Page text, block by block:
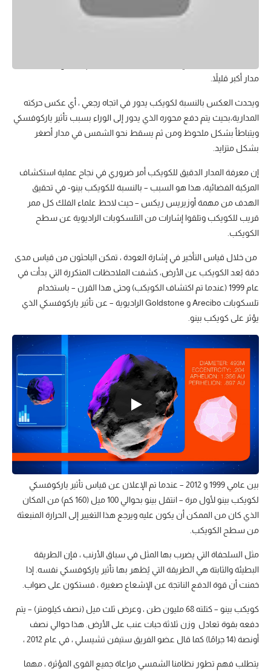
مدار أكبر قليلاً.
ويحدث العكس بالنسبة لكويكب يدور في اتجاه رجعي ، أي عكس حركته
المدارية،بحيث يتم دفع محوره الذي يدور إلى الوراء بسبب تأثير ياركوفسكي
ويتباطأ بشكل ملحوظ ومن ثم يسقط نحو الشمس في مدار أصغر
بشكل متزايد.
إن معرفة المدار الدقيق للكويكب أمر ضروري في نجاح عملية استكشاف
المركبة الفضائية، هذا هو السبب – بالنسبة للكويكب بينو- في تحقيق
الهدف من مهمة أوزيريس ريكس – حيث لاحظ علماء الفلك كل ممر
قريب للكويكب وتلقوا إشارات من التلسكوبات الراديوية عن سطح
الكويكب.
من خلال قياس التأخير في إشارة العودة ، تمكن الباحثون من قياس مدى
دقة بُعد الكويكب عن الأرض، كشفت الملاحظات المتكررة التي بدأت في
عام 1999 (عندما تم اكتشاف الكويكب) وحتى هذا القرن – باستخدام
تلسكوبات Arecibo و Goldstone الراديوية – عن تأثير ياركوفسكي الذي
يؤثر على كويكب بينو.
بين عامي 1999 و 2012 – عندما تم الإعلان عن قياس تأثير ياركوفسكي
لكويكب بينو لأول مرة – انتقل بينو بحوالي 100 ميل (160 كم) من المكان
الذي كان من الممكن أن يكون عليه ويرجع هذا التغيير إلى الحرارة المنبعثة
من سطح الكويكب.
مثل السلحفاة التي يضرب بها المثل في سباق الأرنب ، فإن الطريقة
البطيئة والثابتة هي الطريقة التي يُظهر بها تأثير ياركوفسكي نفسه. إذا
خمنت أن قوة الدفع الناتجة عن الإشعاع صغيرة ، فستكون على صواب.
كويكب بينو – كتلته 68 مليون طن ، وعرض ثلث ميل (نصف كيلومتر) – يتم
دفعه بقوة تعادل وزن ثلاثة حبات عنب على الأرض. هذا حوالي نصف
أونصة (14 جرامًا) كما قال عضو الفريق ستيفن تشيسلي ، في عام 2012 ،
يتطلب فهم تطور نظامنا الشمسي مراعاة جميع القوى المؤثرة ، مهما